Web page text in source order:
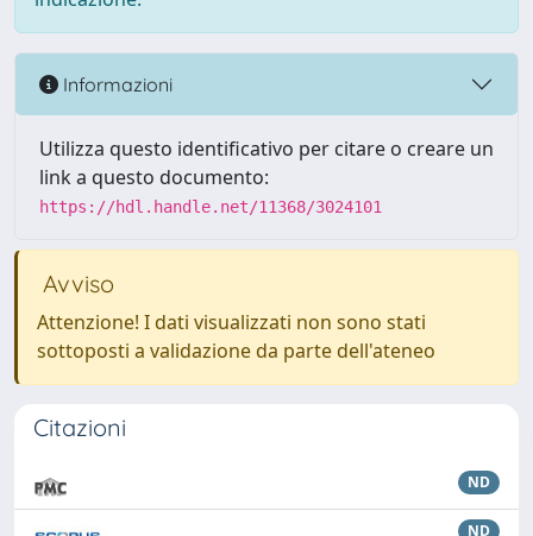
Informazioni
Utilizza questo identificativo per citare o creare un
link a questo documento:
https://hdl.handle.net/11368/3024101
Avviso
Attenzione! I dati visualizzati non sono stati
sottoposti a validazione da parte dell'ateneo
Citazioni
ND
ND